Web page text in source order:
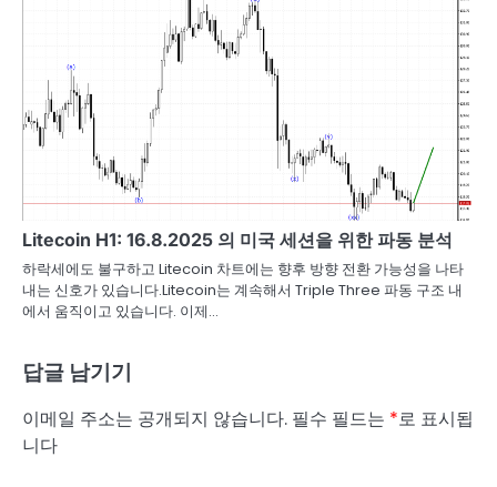
Litecoin H1: 16.8.2025 의 미국 세션을 위한 파동 분석
하락세에도 불구하고 Litecoin 차트에는 향후 방향 전환 가능성을 나타
내는 신호가 있습니다.Litecoin는 계속해서 Triple Three 파동 구조 내
에서 움직이고 있습니다. 이제…
답글 남기기
이메일 주소는 공개되지 않습니다. 필수 필드는 *로 표시됩
니다